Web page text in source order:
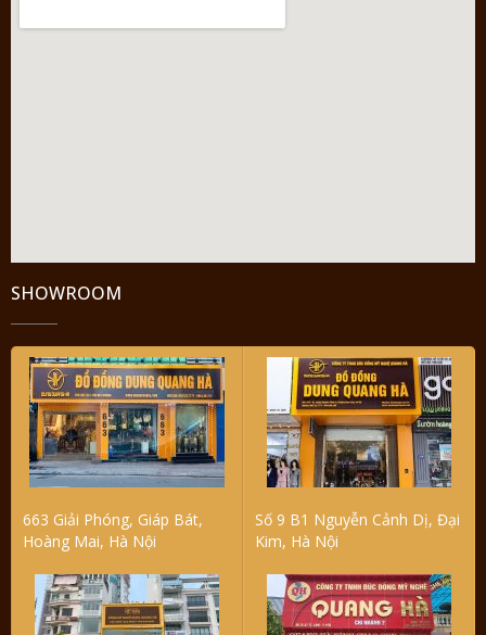
SHOWROOM
663 Giải Phóng, Giáp Bát,
Hoàng Mai, Hà Nội
Số 9 B1 Nguyễn Cảnh Dị, Đại
Kim, Hà Nội